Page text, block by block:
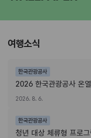
여행소식
한국관광공사
2026 한국관광공사 온
2026. 8. 6.
한국관광공사
청년 대상 체류형 프로